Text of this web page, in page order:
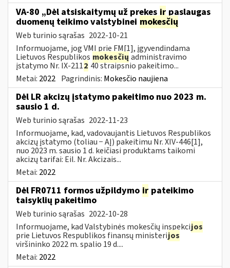
VA-80 „Dėl atsiskaitymų už prekes ir paslaugas
duomenų teikimo valstybinei mokesčių
Web turinio sąrašas 2022-10-21
Informuojame, jog VMI prie FM[1], įgyvendindama
Lietuvos Respublikos mokesčių administravimo
įstatymo Nr. IX-2112 40 straipsnio pakeitimo...
Metai: 2022 Pagrindinis: Mokesčio naujiena
Dėl LR akcizų įstatymo pakeitimo nuo 2023 m.
sausio 1 d.
Web turinio sąrašas 2022-11-23
Informuojame, kad, vadovaujantis Lietuvos Respublikos
akcizų įstatymo (toliau − AĮ) pakeitimu Nr. XIV-446[1],
nuo 2023 m. sausio 1 d. keičiasi produktams taikomi
akcizų tarifai: Eil. Nr. Akcizais...
Metai: 2022
Dėl FR0711 formos užpildymo ir pateikimo
taisyklių pakeitimo
Web turinio sąrašas 2022-10-28
Informuojame, kad Valstybinės mokesčių inspekcijos
prie Lietuvos Respublikos finansų ministerijos
viršininko 2022 m. spalio 19 d....
Metai: 2022